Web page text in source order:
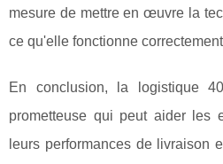
mesure de mettre en œuvre la
ce qu'elle fonctionne
En conclusion, la logistique
prometteuse qui peut aider les
leurs performances de livraison